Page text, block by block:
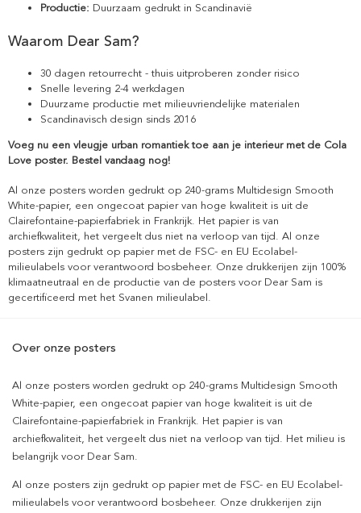
Productie: Duurzaam gedrukt in Scandinavië
Waarom Dear Sam?
30 dagen retourrecht - thuis uitproberen zonder risico
Snelle levering 2-4 werkdagen
Duurzame productie met milieuvriendelijke materialen
Scandinavisch design sinds 2016
Voeg nu een vleugje urban romantiek toe aan je interieur met de Cola
Love poster. Bestel vandaag nog!
Al onze posters worden gedrukt op 240-grams Multidesign Smooth
White-papier, een ongecoat papier van hoge kwaliteit is uit de
Clairefontaine-papierfabriek in Frankrijk. Het papier is van
archiefkwaliteit, het vergeelt dus niet na verloop van tijd. Al onze
posters zijn gedrukt op papier met de FSC- en EU Ecolabel-
milieulabels voor verantwoord bosbeheer. Onze drukkerijen zijn 100%
klimaatneutraal en de productie van de posters voor Dear Sam is
gecertificeerd met het Svanen milieulabel.
Over onze posters
Al onze posters worden gedrukt op 240-grams Multidesign Smooth
White-papier, een ongecoat papier van hoge kwaliteit is uit de
Clairefontaine-papierfabriek in Frankrijk. Het papier is van
archiefkwaliteit, het vergeelt dus niet na verloop van tijd. Het milieu is
belangrijk voor Dear Sam.
Al onze posters zijn gedrukt op papier met de FSC- en EU Ecolabel-
milieulabels voor verantwoord bosbeheer. Onze drukkerijen zijn